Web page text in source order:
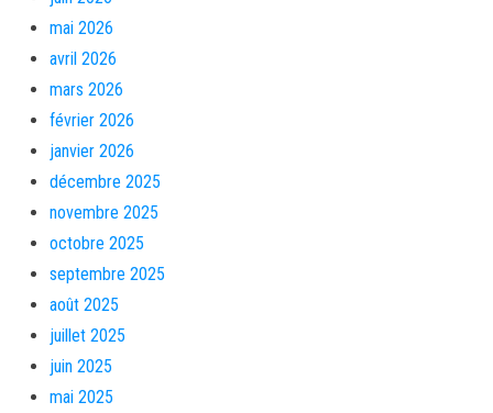
mai 2026
avril 2026
mars 2026
février 2026
janvier 2026
décembre 2025
novembre 2025
octobre 2025
septembre 2025
août 2025
juillet 2025
juin 2025
mai 2025